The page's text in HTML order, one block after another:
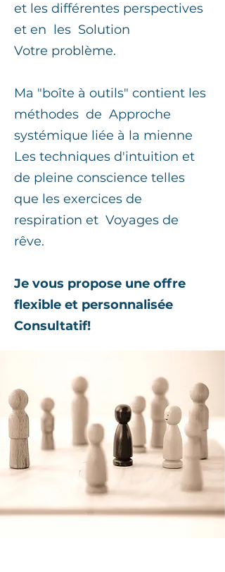
et les différentes perspectives
et en les Solution
Votre problème.
Ma "boîte à outils" contient les
méthodes de Approche
systémique liée à la mienne
Les techniques d'intuition et
de pleine conscience telles
que les exercices de
respiration et Voyages de
rêve.
Je vous propose une offre
flexible et personnalisée
Consultatif!